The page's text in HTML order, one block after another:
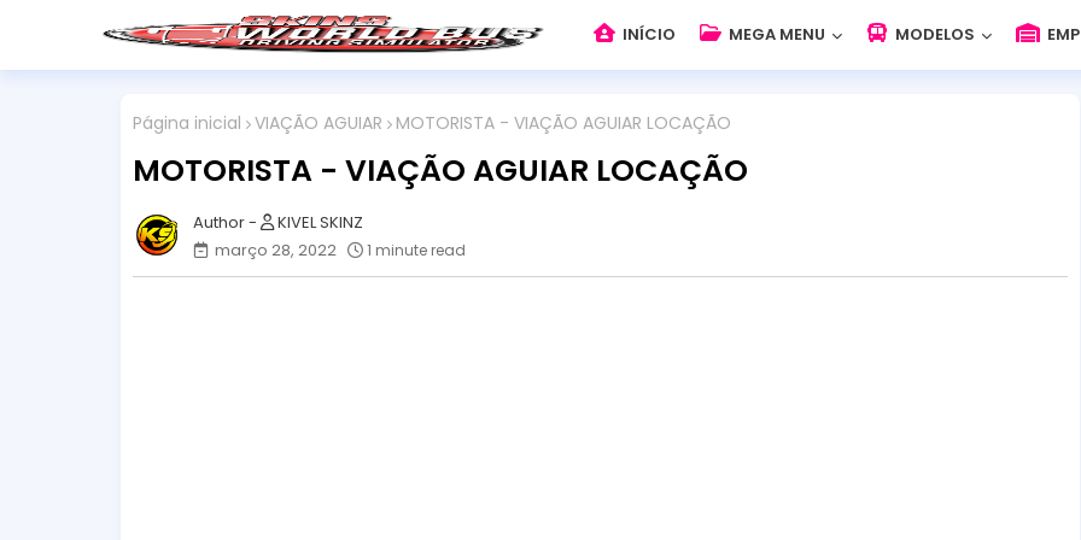
INÍCIO MEGA MENU MODELOS
Página inicial VIAÇÃO AGUIAR MOTORISTA - VIAÇÃO AGUIAR LOCAÇÃO
MOTORISTA - VIAÇÃO AGUIAR LOCAÇÃO
KIVEL SKINZ
março 28, 2022
1 minute read